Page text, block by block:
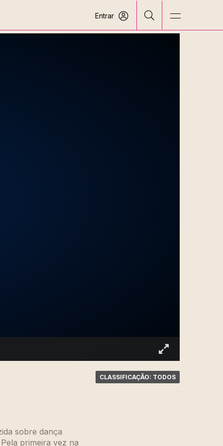
Entrar
CLASSIFICAÇÃO: TODOS
sobre dança
primeira vez na